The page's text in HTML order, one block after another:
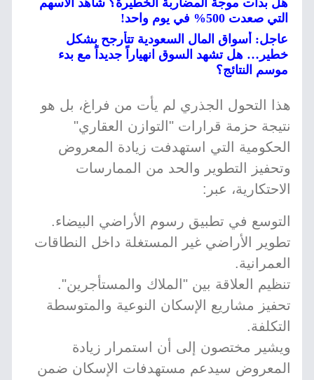
هل بدأت موجة المضاربة الخطيرة؟ شاهد الأسهم
التي صعدت 500% في يوم واحد!
عاجل: أسواق المال السعودية تتأرجح بشكل
خطير… هل تشهد السوق انهياراً جديداً مع بدء
موسم النتائج؟
هذا التحول الجذري لم يأت من فراغ، بل هو
نتيجة حزمة قرارات "التوازن العقاري"
الحكومية التي استهدفت زيادة المعروض
وتحفيز التطوير والحد من الممارسات
الاحتكارية، عبر:
التوسع في تطبيق رسوم الأراضي البيضاء.
تطوير الأراضي غير المستغلة داخل النطاقات
العمرانية.
تنظيم العلاقة بين "الملاك والمستأجرين".
تحفيز مشاريع الإسكان النوعية والمتوسطة
التكلفة.
ويشير مختصون إلى أن استمرار زيادة
المعروض سيدعم مستهدفات الإسكان ضمن